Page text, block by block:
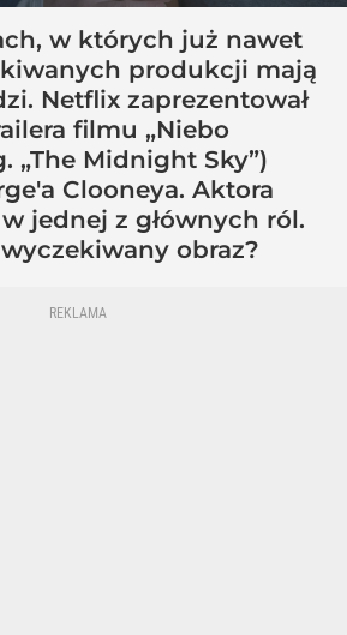
w których już nawet
produkcji mają
Netflix zaprezentował
filmu „Niebo
„The Midnight Sky”)
Clooneya. Aktora
jednej z głównych ról.
obraz?